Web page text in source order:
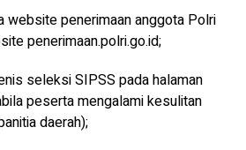
website penerimaan anggota Polri
penerimaan.polri.go.id;
seleksi SIPSS pada halaman
peserta mengalami kesulitan
daerah);